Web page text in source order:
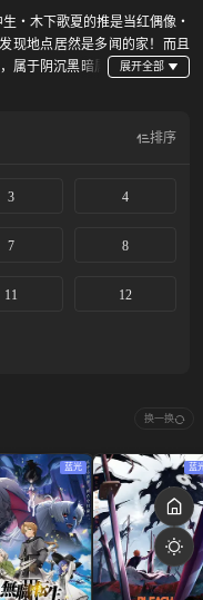
生‧木下歌夏的推是当红偶像‧
现地点居然是多闻的家！而且
属于阴沉黑暗属
排序
3 4
7 8
11 12
换一换
蓝光 蓝